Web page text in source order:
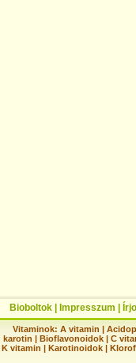
Bioboltok Impresszum
Vitaminok: A vitamin |
karotin | Bioflavonoidok | C
K vitamin | Karotinoidok |